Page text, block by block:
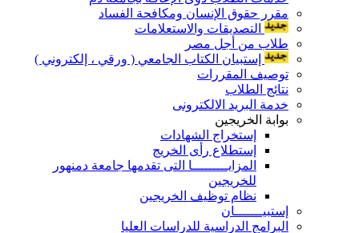
مقرر حقوق الإنسان ومكافحة الفساد
التصديقات والاستعلامات
طلاب من أجل مصر
إستبيان الكتاب الجامعي ( ورقي ، إلكتروني )
توصيف المقررات
نتائج الطلاب
خدمة البريد الالكترونى
بوابة الخريجين
إستخراج الشهادات
إستطلاع رأى الخريج
المزايـــــــــا التى تقدمها جامعة دمنهور
للخريجين
نظام توظيف الخريجين
إستبيـــــــان
البرامج الدراسية للدراسات العليا